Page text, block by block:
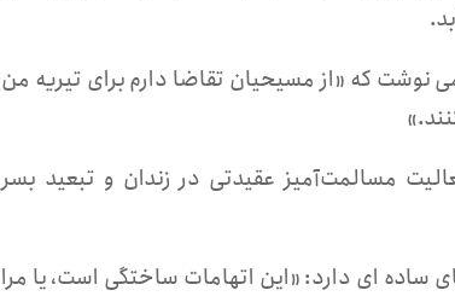
نوشت که «از مسیحیان تقاضا دارم برای تیریه من
مسالمت‌آمیز عقیدتی در زندان و تبعید بسر
ای دارد: «این اتهامات ساختگی است، یا مرا